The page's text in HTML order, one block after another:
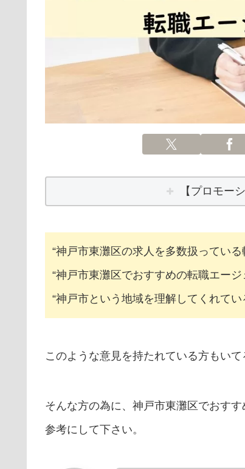
【プロモー
“神戸市東灘区の求人を多数扱ってい
“神戸市東灘区でおすすめの転職エー
“神戸市という地域を理解してくれて
このような意見を持たれている方もいて
そんな方の為に、神戸市東灘区でおす
参考にして下さい。